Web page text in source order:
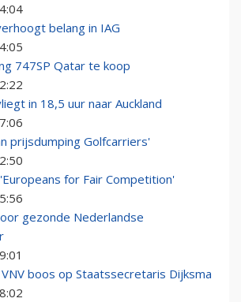
belang in IAG
747SP Qatar te koop
in 18,5 uur naar Auckland
prijsdumping Golfcarriers'
for Fair Competition'
gezonde Nederlandse
boos op Staatssecretaris Dijksma